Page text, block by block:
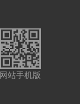
网站手机版